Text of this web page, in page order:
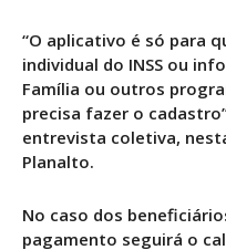
“O aplicativo é só para
individual do INSS ou
Família ou outros
precisa fazer o
entrevista coletiva,
Planalto.
No caso dos
pagamento seguirá o